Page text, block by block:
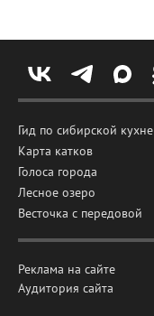
Гид по сибирской кухне
Карта катков
Голоса города
Лесное озеро
Весточка с передовой
Реклама на сайте
Аудитория сайта